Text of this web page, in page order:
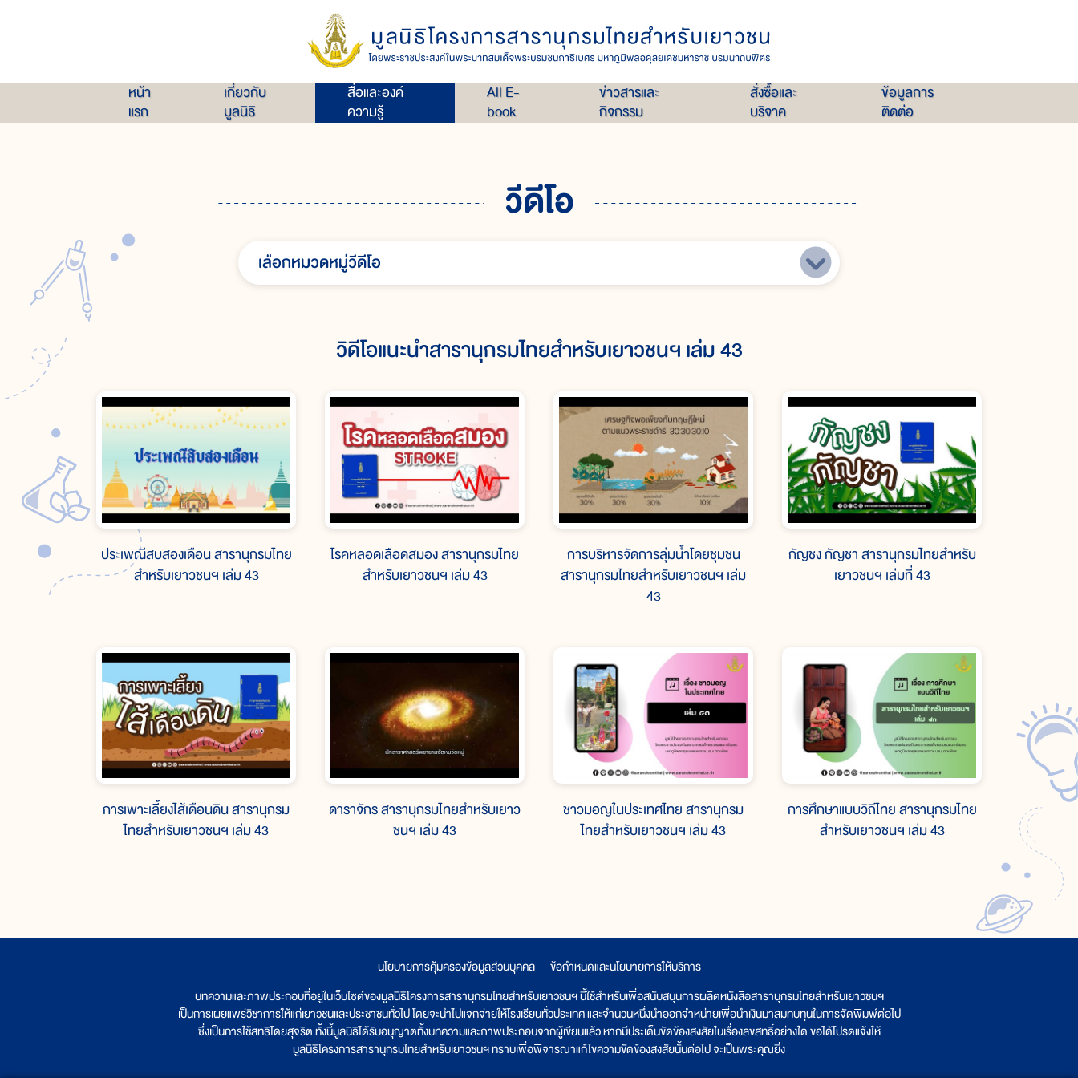
หน้า
แรก
เกี่ยวกับ
มูลนิธิ
สื่อและองค์
ความรู้
All E-
book
ข่าวสารและ
กิจกรรม
สั่งซื้อและ
บริจาค
ข้อมูลการ
ติดต่อ
วีดีโอ
เลือกหมวดหมู่วีดีโอ
วิดีโอแนะนำสารานุกรมไทยสำหรับเยาวชนฯ เล่ม 43
ประเพณีสิบสองเดือน สารานุกรมไทย
สำหรับเยาวชนฯ เล่ม 43
โรคหลอดเลือดสมอง สารานุกรมไทย
สำหรับเยาวชนฯ เล่ม 43
การบริหารจัดการลุ่มน้ำโดยชุมชน
สารานุกรมไทยสำหรับเยาวชนฯ เล่ม
43
กัญชง กัญชา สารานุกรมไทยสำหรับ
เยาวชนฯ เล่มที่ 43
การเพาะเลี้ยงไส้เดือนดิน สารานุกรม
ไทยสำหรับเยาวชนฯ เล่ม 43
ดาราจักร สารานุกรมไทยสำหรับเยาว
ชนฯ เล่ม 43
ชาวมอญในประเทศไทย สารานุกรม
ไทยสำหรับเยาวชนฯ เล่ม 43
การศึกษาแบบวิถีไทย สารานุกรมไทย
สำหรับเยาวชนฯ เล่ม 43
นโยบายการคุ้มครองข้อมูลส่วนบุคคล
ข้อกำหนดและนโยบายการให้บริการ
บทความและภาพประกอบที่อยู่ในเว็บไซต์ของมูลนิธิโครงการสารานุกรมไทยสำหรับเยาวชนฯ นี้ใช้สำหรับเพื่อสนับสนุนการผลิตหนังสือสารานุกรมไทยสำหรับเยาวชนฯ
เป็นการเผยแพร่วิชาการให้แก่เยาวชนและประชาชนทั่วไป โดยจะนำไปแจกจ่ายให้โรงเรียนทั่วประเทศ และจำนวนหนึ่งนำออกจำหน่ายเพื่อนำเงินมาสมทบทุนในการจัดพิมพ์ต่อไป
ซึ่งเป็นการใช้สิทธิโดยสุจริต ทั้งนี้มูลนิธิได้รับอนุญาตทั้งบทความและภาพประกอบจากผู้เขียนแล้ว หากมีประเด็นขัดข้องสงสัยในเรื่องลิขสิทธิ์อย่างใด ขอได้โปรดแจ้งให้
มูลนิธิโครงการสารานุกรมไทยสำหรับเยาวชนฯ ทราบเพื่อพิจารณาแก้ไขความขัดข้องสงสัยนั้นต่อไป จะเป็นพระคุณยิ่ง